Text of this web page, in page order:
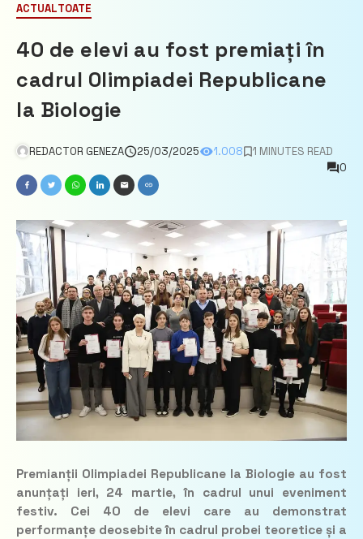
ACTUALTOATE
40 de elevi au fost premiați în
cadrul Olimpiadei Republicane
la Biologie
REDACTOR GENEZA 25/03/2025 1.008
1 MINUTES READ
0
Premianții Olimpiadei Republicane la Biologie au fost
anunțați ieri, 24 martie, în cadrul unui eveniment
festiv. Cei 40 de elevi care au demonstrat
performanțe deosebite în cadrul probei teoretice și a